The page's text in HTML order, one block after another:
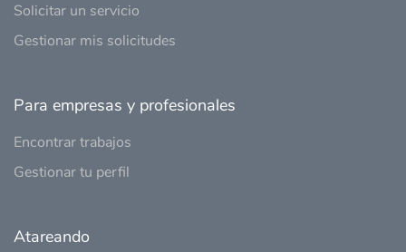
Solicitar un servicio
Gestionar mis solicitudes
Para empresas y profesionales
Encontrar trabajos
Gestionar tu perfil
Atareando